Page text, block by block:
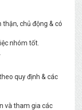
chủ động & có
nhóm tốt.
quy định & các
và tham gia các